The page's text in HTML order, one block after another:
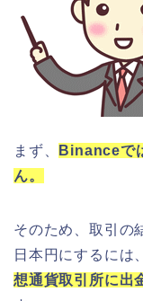
まず、
Binanceで
ん。
そのため、取引の
日本円にするには、
想通貨取引所に出